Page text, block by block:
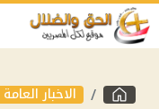
الاخبار العامة